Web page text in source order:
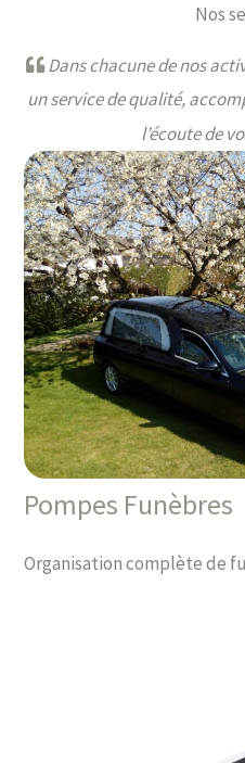
Nos
Dans chacune de nos
un service de qualité,
l’écoute de
Pompes Funèbres
Organisation complète de